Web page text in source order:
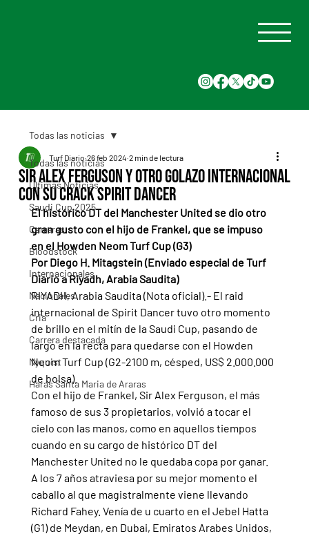
Todas las noticias
Últimas Noticias
Saudi Cup 2025
Carreras
Bloodstock
Internacionales
Nacionales
Cria
Carrera destacada
Nyquist
Haras Santa Maria de Araras
Todas las noticias
Sir Alex Ferguson y otro golazo internacional
con su crack Spirit Dancer
Turf Diario 26 feb 2024 2 min de lectura
El histórico DT del Manchester United se dio otro
gran gusto con el hijo de Frankel, que se impuso
en el Howden Neom Turf Cup (G3)
Por Diego H. Mitagstein (Enviado especial de Turf
Diario a Riyadh, Arabia Saudita)
RIYADH, Arabia Saudita (Nota oficial).- El raid
internacional de Spirit Dancer tuvo otro momento
de brillo en el mitín de la Saudi Cup, pasando de
largo en la recta para quedarse con el Howden
Neom Turf Cup (G2-2100 m, césped, US$ 2.000.000
de bolsa).
Con el hijo de Frankel, Sir Alex Ferguson, el más
famoso de sus 3 propietarios, volvió a tocar el
cielo con las manos, como en aquellos tiempos
cuando en su cargo de histórico DT del
Manchester United no le quedaba copa por ganar.
A los 7 años atraviesa por su mejor momento el
caballo al que magistralmente viene llevando
Richard Fahey. Venía de u cuarto en el Jebel Hatta
(G1) de Meydan, en Dubai, Emiratos Arabes Unidos,